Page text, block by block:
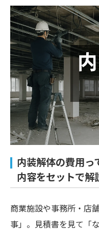
内装解体の費用っ
内容をセットで解
商業施設や事務所・店
事」。見積書を見て「